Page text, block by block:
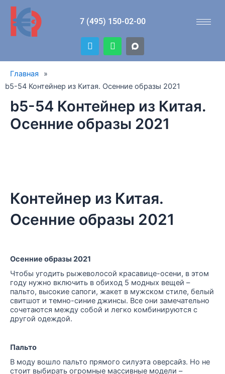
Перейти
содержимому
7 (495) 150-02-00
T
e
l
r
m
W
h
a
a
p
Главная
»
b5-54 Контейнер из Китая. Осенние образы 2021
b5-54 Контейнер из Китая.
Осенние образы 2021
Контейнер из Китая.
Осенние образы 2021
Осенние образы 2021
Чтобы угодить рыжеволосой красавице-осени, в этом
году нужно включить в обиход 5 модных вещей –
пальто, высокие сапоги, жакет в мужском стиле, белый
свитшот и темно-синие джинсы. Все они замечательно
сочетаются между собой и легко комбинируются с
другой одеждой.
Пальто
В моду вошло пальто прямого силуэта оверсайз. Но не
стоит выбирать огромные массивные модели –